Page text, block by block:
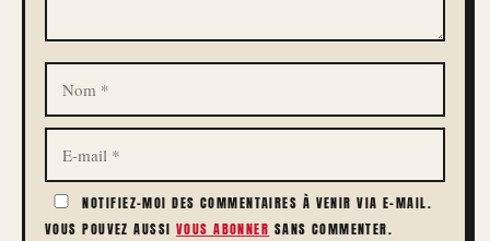
NOM
E-
MAIL
NOTIFIEZ-MOI DES COMMENTAIRES À VENIR VIA E-MAIL.
VOUS POUVEZ AUSSI VOUS ABONNER SANS COMMENTER.